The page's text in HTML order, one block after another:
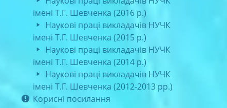
імені Т.Г. Шевченка (2016 р.)
Наукові праці викладачів НУЧК
імені Т.Г. Шевченка (2015 р.)
Наукові праці викладачів НУЧК
імені Т.Г. Шевченка (2014 р.)
Наукові праці викладачів НУЧК
імені Т.Г. Шевченка (2012-2013 рр.)
Корисні посилання